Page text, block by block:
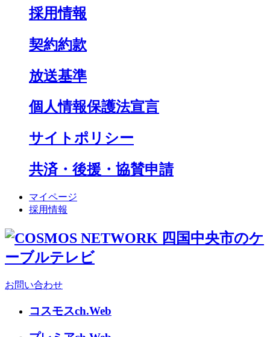
採用情報
契約約款
放送基準
個人情報保護法宣言
サイトポリシー
共済・後援・協賛申請
マイページ
採用情報
お問い合わせ
コスモスch.Web